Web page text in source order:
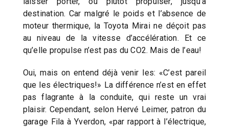
destination. Car malgré le poids et l’absence de
moteur thermique, la Toyota Mirai ne déçoit pas
au niveau de la vitesse d’accélération. Et ce
qu’elle propulse n’est pas du CO2. Mais de l’eau!
Oui, mais on entend déjà venir les: «C’est pareil
que les électriques!» La différence n’est en effet
pas flagrante à la conduite, qui reste un vrai
plaisir. Cependant, selon Hervé Leimer, patron du
garage Fila à Yverdon, «par rapport à l’électrique,